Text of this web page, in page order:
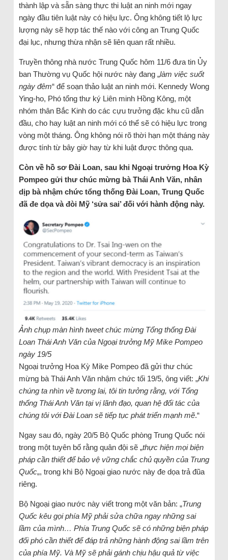
thành lập và sẵn sàng thực thi luật an ninh mới ngay
ngày đầu tiên luật này có hiệu lực. Ông không tiết lộ lực
lượng này sẽ hợp tác thế nào với công an Trung Quốc
đại lục, nhưng thừa nhận sẽ liên quan rất nhiều.
Truyền thông nhà nước Trung Quốc hôm 11/6 đưa tin Ủy
ban Thường vụ Quốc hội nước này đang „làm việc suốt
ngày đêm“ để soạn thảo luật an ninh mới. Kennedy Wong
Ying-ho, Phó tổng thư ký Liên minh Hồng Kông, một
nhóm thân Bắc Kinh do các cựu trưởng đặc khu cũ dẫn
đầu, cho hay luật an ninh mới có thể sẽ có hiệu lực trong
vòng một tháng. Ông không nói rõ thời hạn một tháng này
được tính từ bây giờ hay từ khi luật được thông qua.
Còn về hồ sơ Đài Loan, sau khi Ngoại trưởng Hoa Kỳ
Pompeo gửi thư chúc mừng bà Thái Anh Văn, nhân
dịp bà nhậm chức tổng thống Đài Loan, Trung Quốc
đã đe dọa và đòi Mỹ ‘sửa sai’ đối với hành động này.
Ảnh chụp màn hình tweet chúc mừng Tổng thống Đài
Loan Thái Anh Văn của Ngoại trưởng Mỹ Mike Pompeo
ngày 19/5
Ngoại trưởng Hoa Kỳ Mike Pompeo đã gửi thư chúc
mừng bà Thái Anh Văn nhậm chức tối 19/5, ông viết: „Khi
chúng ta nhìn về tương lai, tôi tin tưởng rằng, với Tổng
thống Thái Anh Văn tại vị lãnh đạo, quan hệ đối tác của
chúng tôi với Đài Loan sẽ tiếp tục phát triển mạnh mẽ.“
Ngay sau đó, ngày 20/5 Bộ Quốc phòng Trung Quốc nói
trong một tuyên bố rằng quân đội sẽ „thực hiện mọi biện
pháp cần thiết để bảo vệ vững chắc chủ quyền của Trung
Quốc„, trong khi Bộ Ngoại giao nước này đe dọa trả đũa
riêng.
Bộ Ngoại giao nước này viết trong một văn bản: „Trung
Quốc kêu gọi phía Mỹ phải sửa chữa ngay những sai
lầm của mình… Phía Trung Quốc sẽ có những biện pháp
đối phó cần thiết để đáp trả những hành động sai lầm trên
của phía Mỹ. Và Mỹ sẽ phải gánh chịu hậu quả từ việc